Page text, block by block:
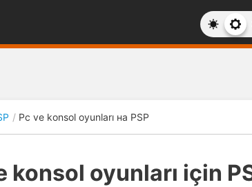
Pc ve konsol oyunları на PSP
konsol oyunları için